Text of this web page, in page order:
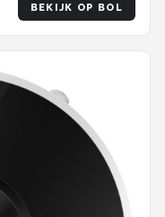
BEKIJK OP BOL